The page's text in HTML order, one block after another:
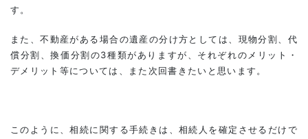
す。
また、不動産がある場合の遺産の分け方としては、現物分割、代
償分割、換価分割の3種類がありますが、それぞれのメリット・
デメリット等については、また次回書きたいと思います。
このように、相続に関する手続きは、相続人を確定させるだけで